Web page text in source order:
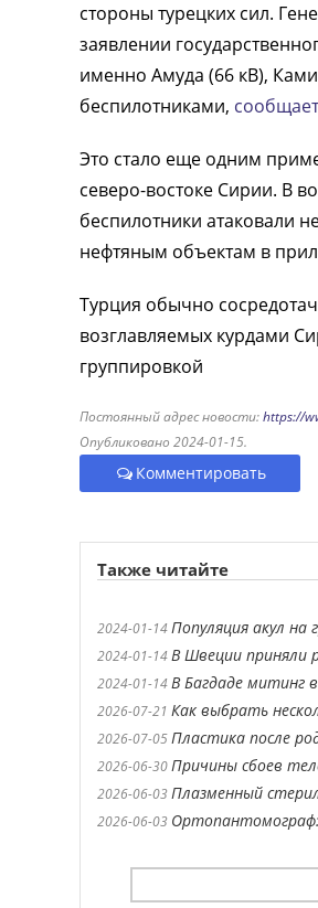
стороны турецких сил.
заявлении
именно Амуда (66 кВ),
беспилотниками, сообщает
Это стало еще одним
северо-востоке Сирии. В
беспилотники атаковали
нефтяным объектам в
Турция обычно
возглавляемых курдами
группировкой
Постоянный адрес новости:https://
Опубликовано 2024-01-15.
Комментировать
Также читайте
2024-01-14Популяция акул на
2024-01-14В Швеции приняли
2024-01-14В Багдаде митинг
2026-07-21 Как выбрать
2026-07-05Пластика после
2026-06-30Причины сбоев
2026-06-03Плазменный
2026-06-03